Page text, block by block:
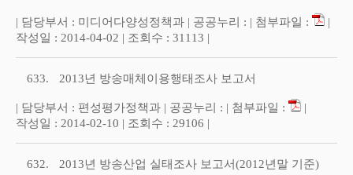
| 담당부서 : 미디어다양성정책과 | 공공누리 : | 첨부파일 :
|
작성일 : 2014-04-02 | 조회수 : 31113 |
633. 2013년 방송매체이용행태조사 보고서
| 담당부서 : 편성평가정책과 | 공공누리 : | 첨부파일 :
|
작성일 : 2014-02-10 | 조회수 : 29106 |
632. 2013년 방송산업 실태조사 보고서(2012년말 기준)